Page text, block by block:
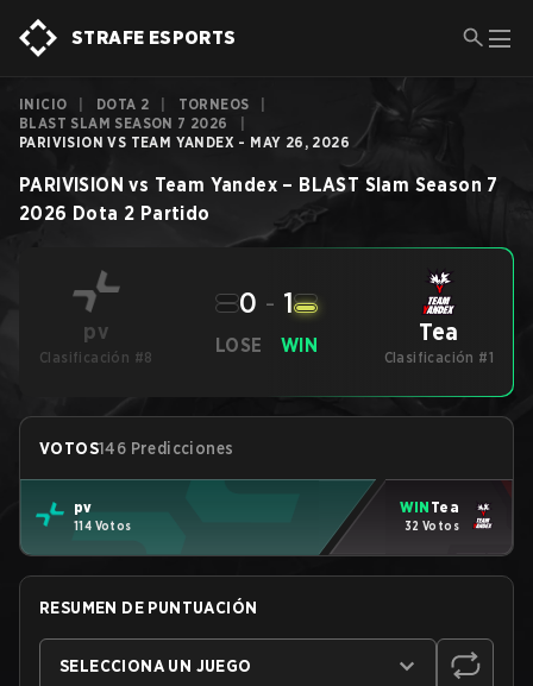
STRAFE ESPORTS
INICIO DOTA 2 TORNEOS
BLAST SLAM SEASON 7 2026
PARIVISION VS TEAM YANDEX - MAY 26, 2026
PARIVISION vs Team Yandex – BLAST Slam Season 7
2026 Dota 2 Partido
pv
Clasificación #8
LOSE
0 - 1
WIN Tea
Clasificación #1
VOTOS146 Predicciones
pv
114 Votos
WIN Tea
32 Votos
RESUMEN DE PUNTUACIÓN
SELECCIONA UN JUEGO